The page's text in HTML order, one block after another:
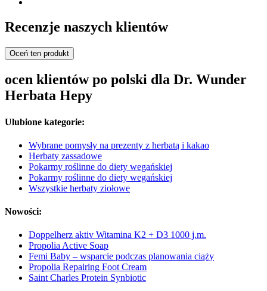
Recenzje naszych klientów
Oceń ten produkt
ocen klientów po polski dla Dr. Wunder
Herbata Hepy
Ulubione kategorie:
Wybrane pomysły na prezenty z herbatą i kakao
Herbaty zassadowe
Pokarmy roślinne do diety wegańskiej
Pokarmy roślinne do diety wegańskiej
Wszystkie herbaty ziołowe
Nowości:
Doppelherz aktiv Witamina K2 + D3 1000 j.m.
Propolia Active Soap
Femi Baby – wsparcie podczas planowania ciąży
Propolia Repairing Foot Cream
Saint Charles Protein Synbiotic